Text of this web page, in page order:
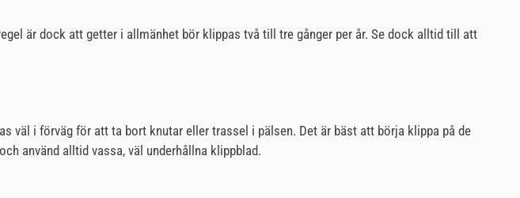
är dock att getter i allmänhet bör klippas två till tre gånger per år. Se dock alltid till att
i förväg för att ta bort knutar eller trassel i pälsen. Det är bäst att börja klippa på de
använd alltid vassa, väl underhållna klippblad.